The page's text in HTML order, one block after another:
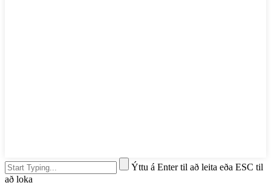
Ýttu á Enter til að leita eða ESC til
að loka